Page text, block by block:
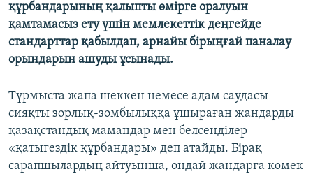
құрбандарының қалыпты өмірге оралуын
қамтамасыз ету үшін мемлекеттік деңгейде
стандарттар қабылдап, арнайы бірыңғай паналау
орындарын ашуды ұсынады.
Тұрмыста жапа шеккен немесе адам саудасы
сияқты зорлық-зомбылыққа ұшыраған жандарды
қазақстандық мамандар мен белсенділер
«қатыгездік құрбандары» деп атайды. Бірақ
сарапшылардың айтуынша, ондай жандарға көмек